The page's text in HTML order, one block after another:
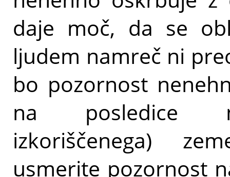
daje moč, da se
ljudem namreč ni
bo pozornost
na posledice
izkoriščenega)
usmerite pozornost